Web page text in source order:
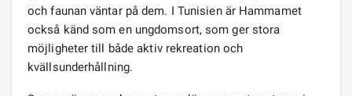
och faunan väntar på dem. I Tunisien är Hammamet
också känd som en ungdomsort, som ger stora
möjligheter till både aktiv rekreation och
kvällsunderhållning.